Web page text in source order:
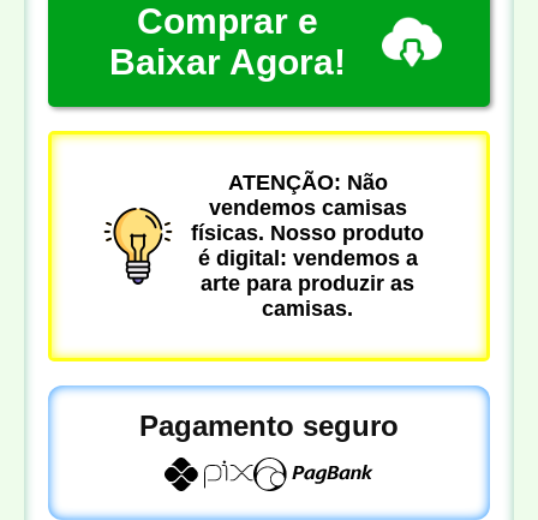
Comprar e
Baixar Agora!
ATENÇÃO: Não
vendemos camisas
físicas. Nosso produto
é digital: vendemos a
arte para produzir as
camisas.
Pagamento seguro